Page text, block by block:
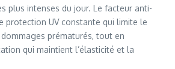
plus intenses du jour. Le facteur anti-
protection UV constante qui limite le
prématurés, tout en
qui maintient l’élasticité et la